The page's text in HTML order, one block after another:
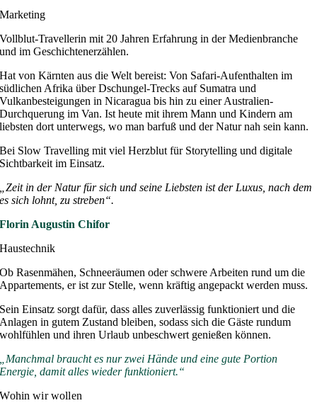
Marketing
Vollblut-Travellerin mit 20 Jahren Erfahrung in der Medienbranche
und im Geschichtenerzählen.
Hat von Kärnten aus die Welt bereist: Von Safari-Aufenthalten im
südlichen Afrika über Dschungel-Trecks auf Sumatra und
Vulkanbesteigungen in Nicaragua bis hin zu einer Australien-
Durchquerung im Van. Ist heute mit ihrem Mann und Kindern am
liebsten dort unterwegs, wo man barfuß und der Natur nah sein kann.
Bei Slow Travelling mit viel Herzblut für Storytelling und digitale
Sichtbarkeit im Einsatz.
„Zeit in der Natur für sich und seine Liebsten ist der Luxus, nach dem
es sich lohnt, zu streben“.
Florin Augustin Chifor
Haustechnik
Ob Rasenmähen, Schneeräumen oder schwere Arbeiten rund um die
Appartements, er ist zur Stelle, wenn kräftig angepackt werden muss.
Sein Einsatz sorgt dafür, dass alles zuverlässig funktioniert und die
Anlagen in gutem Zustand bleiben, sodass sich die Gäste rundum
wohlfühlen und ihren Urlaub unbeschwert genießen können.
„Manchmal braucht es nur zwei Hände und eine gute Portion
Energie, damit alles wieder funktioniert.“
Wohin wir wollen